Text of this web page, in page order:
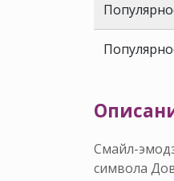
Смайл-
символа